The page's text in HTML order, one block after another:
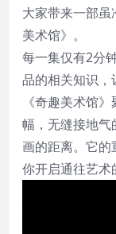
大家带来一部
美术馆》。
每一集仅有2分
品的相关知识，
《奇趣美术馆
幅，无缝接地气
画的距离。它的
你开启通往艺术